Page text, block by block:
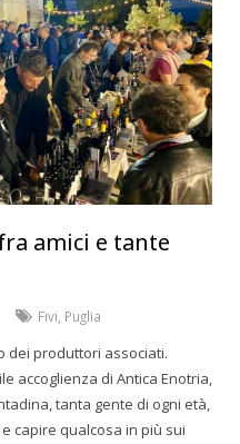
amici e tante
Fivi Puglia
dei produttori associati.
accoglienza di Antica Enotria,
tanta gente di ogni età,
capire qualcosa in più sui